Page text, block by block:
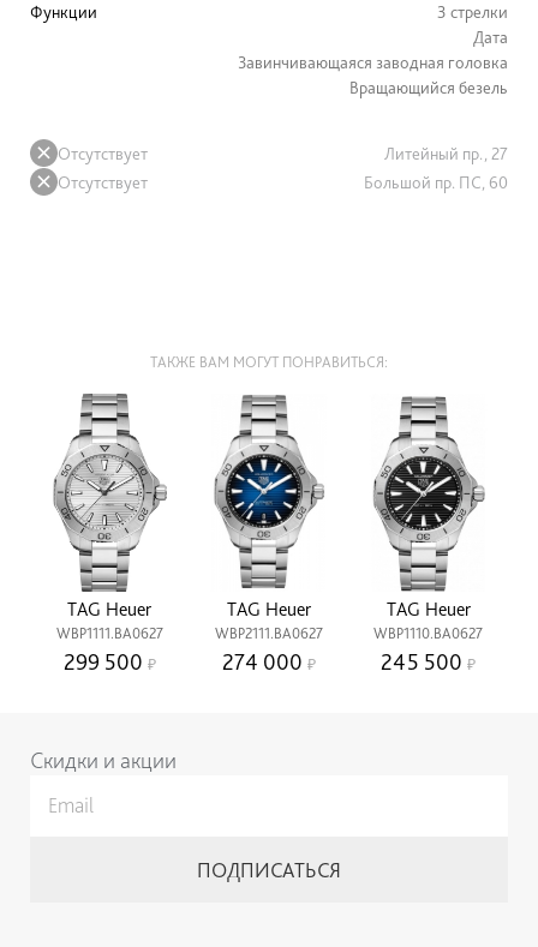
Функции
3 стрелки
Дата
Завинчивающаяся заводная головка
Вращающийся безель
Отсутствует
Литейный пр., 27
Отсутствует
Большой пр. ПС, 60
ТАКЖЕ ВАМ МОГУТ ПОНРАВИТЬСЯ:
TAG Heuer
WBP1111.BA0627
299 500
TAG Heuer
WBP2111.BA0627
274 000
TAG Heuer
WBP1110.BA0627
245 500
Скидки и акции